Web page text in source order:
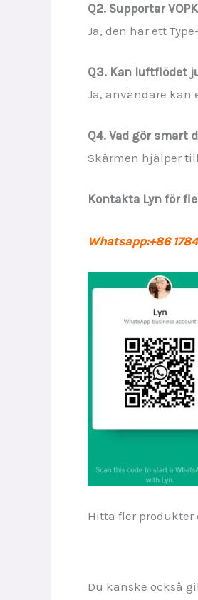
Q2. Supportar
Ja, den har ett
Q3. Kan luftflödet
Ja, användare
Q4. Vad gör smart
Skärmen hjälper
Kontakta Lyn för
Whatsapp:+86
Hitta fler
Du kanske också